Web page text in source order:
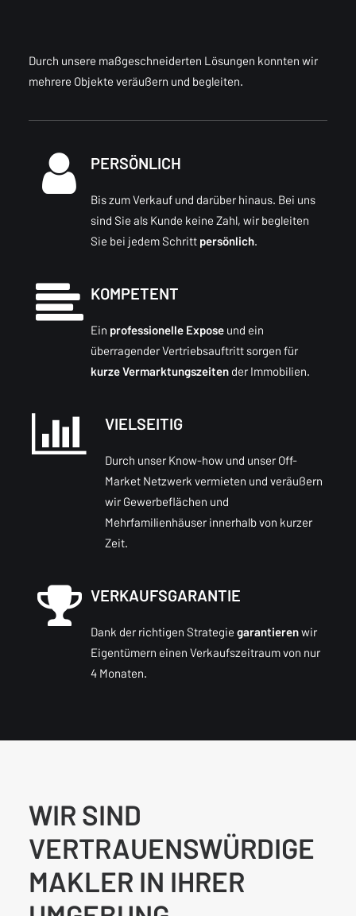
Durch unsere maßgeschneiderten Lösungen konnten wir
mehrere Objekte veräußern und begleiten.
PERSÖNLICH
Bis zum Verkauf und darüber hinaus. Bei uns
sind Sie als Kunde keine Zahl, wir begleiten
Sie bei jedem Schritt persönlich.
KOMPETENT
Ein professionelle Expose und ein
überragender Vertriebsauftritt sorgen für
kurze Vermarktungszeiten der Immobilien.
VIELSEITIG
Durch unser Know-how und unser Off-
Market Netzwerk vermieten und veräußern
wir Gewerbeflächen und
Mehrfamilienhäuser innerhalb von kurzer
Zeit.
VERKAUFSGARANTIE
Dank der richtigen Strategie garantierenwir
Eigentümern einen Verkaufszeitraum von nur
4 Monaten.
WIR SIND
VERTRAUENSWÜRDIGE
MAKLER IN IHRER